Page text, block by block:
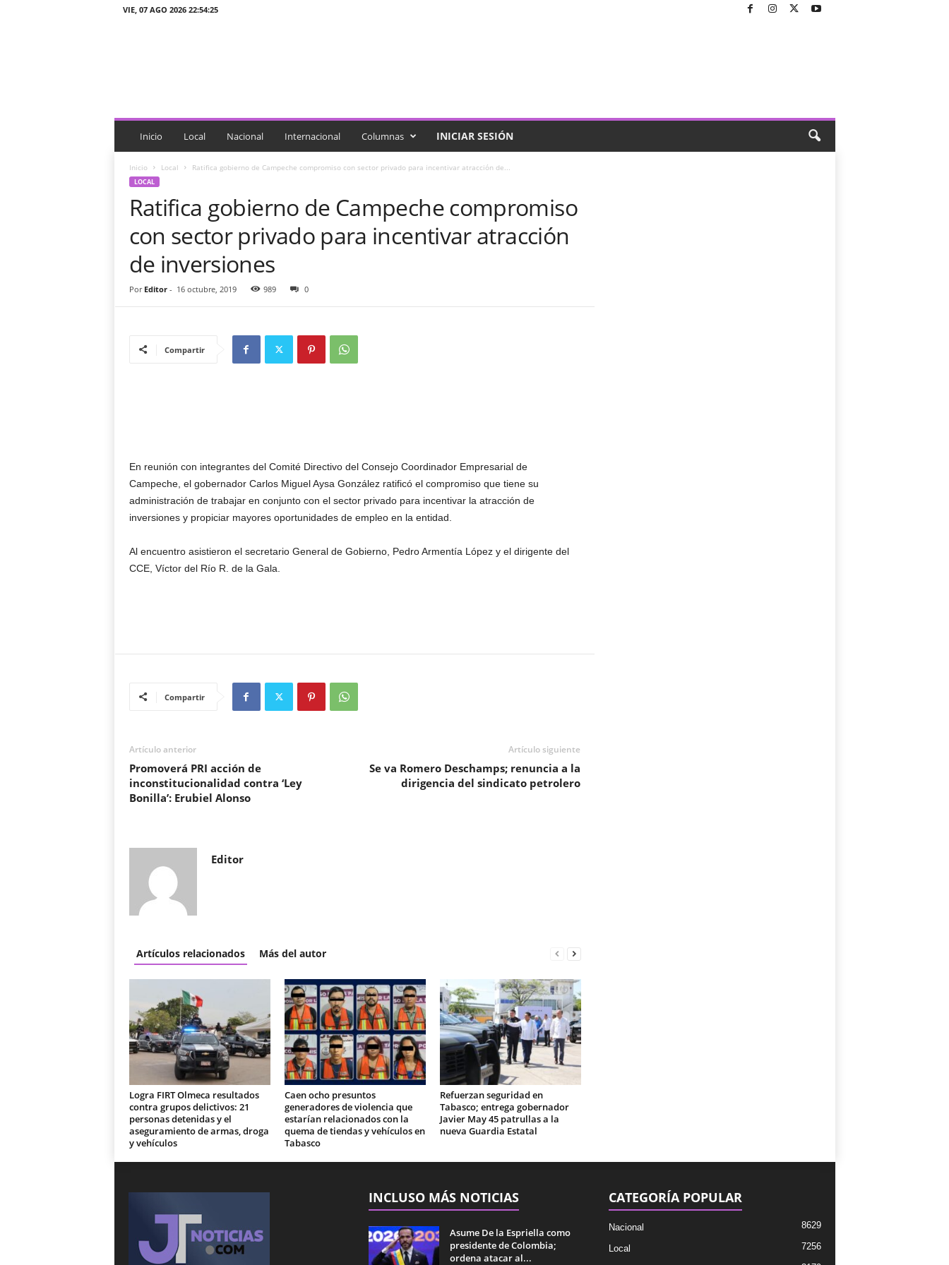
VIE, 07 AGO 2026 22:54:25
c
a
Inicio Local Nacional Internacional Columnas INICIAR SESIÓN
Inicio Local Ratifica gobierno de Campeche compromiso con sector privado para incentivar atracción de...
LOCAL
Ratifica gobierno de Campeche compromiso
con sector privado para incentivar atracción
de inversiones
Por Editor- 16 octubre, 2019 989 0
Compartir
En reunión con integrantes del Comité Directivo del Consejo Coordinador Empresarial de
Campeche, el gobernador Carlos Miguel Aysa González ratificó el compromiso que tiene su
administración de trabajar en conjunto con el sector privado para incentivar la atracción de
inversiones y propiciar mayores oportunidades de empleo en la entidad.
Al encuentro asistieron el secretario General de Gobierno, Pedro Armentía López y el dirigente del
CCE, Víctor del Río R. de la Gala.
Compartir
Artículo anterior
Promoverá PRI acción de
inconstitucionalidad contra ‘Ley
Bonilla’: Erubiel Alonso
Artículo siguiente
Se va Romero Deschamps; renuncia a la
dirigencia del sindicato petrolero
Editor
Artículos relacionados Más del autor
Logra FIRT Olmeca resultados
contra grupos delictivos: 21
personas detenidas y el
aseguramiento de armas, droga
y vehículos
Caen ocho presuntos
generadores de violencia que
estarían relacionados con la
quema de tiendas y vehículos en
Tabasco
Refuerzan seguridad en
Tabasco; entrega gobernador
Javier May 45 patrullas a la
nueva Guardia Estatal
INCLUSO MÁS NOTICIAS
Asume De la Espriella como
presidente de Colombia;
ordena atacar al...
CATEGORÍA POPULAR
Nacional 8629
Local 7256